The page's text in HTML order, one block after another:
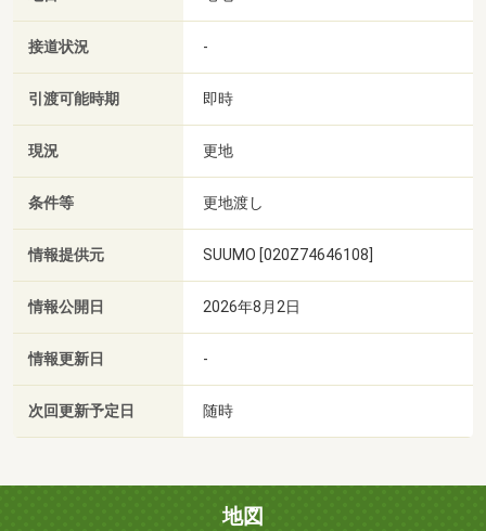
接道状況 -
引渡可能時期 即時
現況 更地
条件等 更地渡し
情報提供元 SUUMO [020Z74646108]
情報公開日 2026年8月2日
情報更新日 -
次回更新予定日 随時
地図